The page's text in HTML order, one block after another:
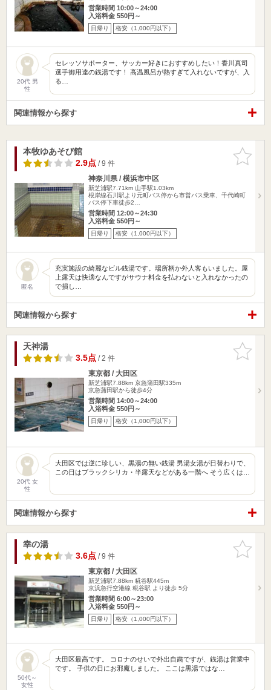
営業時間 10:00～24:00
入浴料金 550円～
日帰り 格安（1,000円以下）
20代 男
性
セレッソサポーター、サッカー好きにおすすめしたい！香川真司
選手御用達の銭湯です！ 高温風呂が熱すぎて入れないですが、入
る…
関連情報から探す
お気に入
りに追加
本牧ゆあそび館
2.9点/ 9 件
神奈川県 / 横浜市中区
新芝浦駅7.71km 山手駅1.03km
根岸線石川駅より元町バス停から市営バス乗車、千代崎町
バス停下車徒歩2…
営業時間 12:00～24:30
入浴料金 550円～
日帰り 格安（1,000円以下）
匿名
充実施設の綺麗なビル銭湯です。場所柄か外人客もいました。屋
上露天は快適なんですがサウナ料金を払わないと入れなかったの
で損し…
関連情報から探す
お気に入
りに追加
天神湯
3.5点/ 2 件
東京都 / 大田区
新芝浦駅7.88km 京急蒲田駅335m
京急蒲田駅から徒歩4分
営業時間 14:00～24:00
入浴料金 550円～
日帰り 格安（1,000円以下）
20代 女
性
大田区では逆に珍しい、黒湯の無い銭湯 男湯女湯が日替わりで、
この日はブラックシリカ・半露天などがある一階へ そう広くは…
関連情報から探す
お気に入
りに追加
幸の湯
3.6点/ 9 件
東京都 / 大田区
新芝浦駅7.88km 糀谷駅445m
京浜急行空港線 糀谷駅 より徒歩 5分
営業時間 6:00～23:00
入浴料金 550円～
日帰り 格安（1,000円以下）
50代～
女性
大田区最高です。 コロナのせいで外出自粛ですが、銭湯は営業中
です。 子供の日にお邪魔しました。 ここは黒湯ではな…